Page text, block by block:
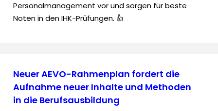
Personalmanagement vor und sorgen für beste
Noten in den IHK-Prüfungen. 👍
Neuer AEVO-Rahmenplan fordert die
Aufnahme neuer Inhalte und Methoden
in die Berufsausbildung